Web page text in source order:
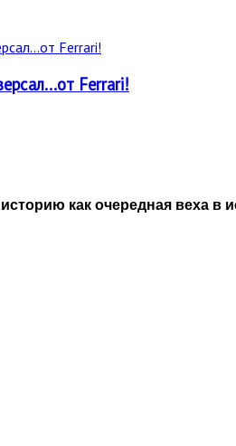
Ferrari!
как очередная веха в